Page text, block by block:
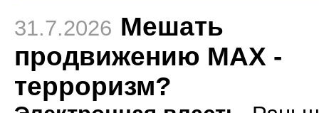
31.7.2026 Мешать
продвижению МАХ -
терроризм?